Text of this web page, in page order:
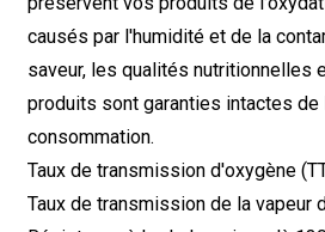
causés par l'humidité et de la
saveur, les qualités nutritionnelles
produits sont garanties intactes de
consommation.
Taux de transmission d'oxygène
Taux de transmission de la vapeur